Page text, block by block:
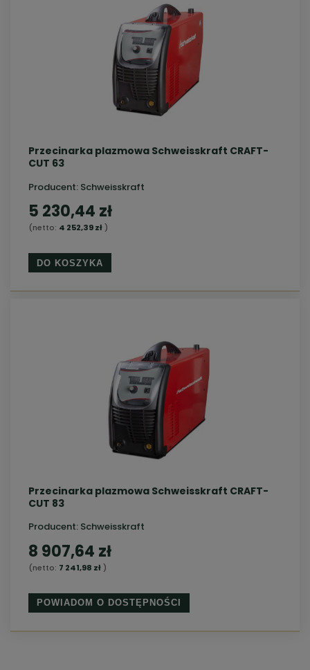
Przecinarka plazmowa Schweisskraft CRAFT-
CUT 63
Producent: Schweisskraft
5 230,44 zł
(netto: 4 252,39 zł)
DO KOSZYKA
Przecinarka plazmowa Schweisskraft CRAFT-
CUT 83
Producent: Schweisskraft
8 907,64 zł
(netto: 7 241,98 zł)
POWIADOM O DOSTĘPNOŚCI